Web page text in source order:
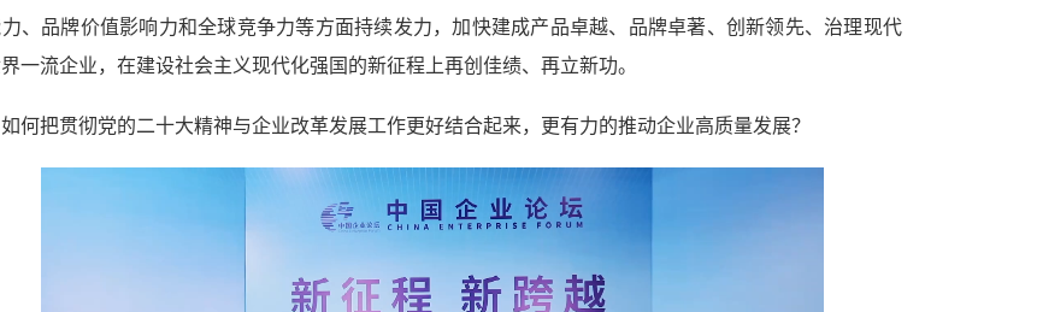
、品牌价值影响力和全球竞争力等方面持续发力，加快建成产品卓越、品牌卓著、创新领先、治理现代
一流企业，在建设社会主义现代化强国的新征程上再创佳绩、再立新功。
如何把贯彻党的二十大精神与企业改革发展工作更好结合起来，更有力的推动企业高质量发展？